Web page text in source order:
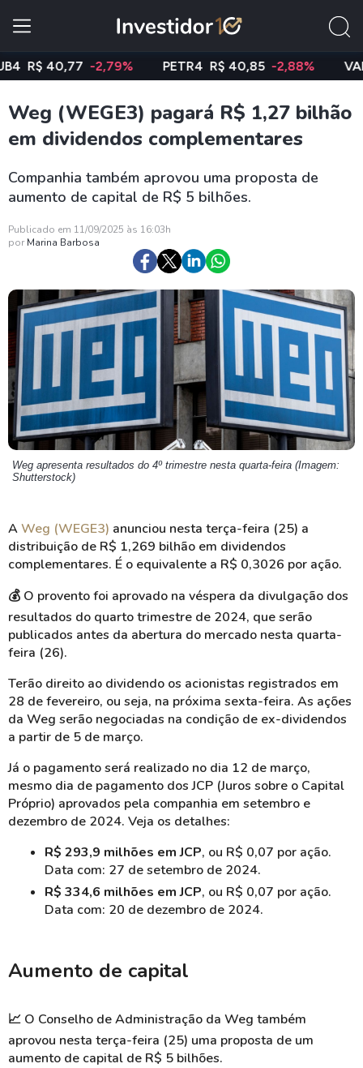
40,77 -2,79% PETR4 R$ 40,85 -2,88% VALE3
Weg (WEGE3) pagará R$ 1,27 bilhão
em dividendos complementares
Companhia também aprovou uma proposta de
aumento de capital de R$ 5 bilhões.
Publicado em 11/09/2025 às 16:03h
por Marina Barbosa
Weg apresenta resultados do 4º trimestre nesta quarta-feira (Imagem:
Shutterstock)
AWeg (WEGE3) anunciou nesta terça-feira (25) a
distribuição de R$ 1,269 bilhão em dividendos
complementares. É o equivalente a R$ 0,3026 por ação.
💰 O provento foi aprovado na véspera da divulgação dos
resultados do quarto trimestre de 2024, que serão
publicados antes da abertura do mercado nesta quarta-
feira (26).
Terão direito ao dividendo os acionistas registrados em
28 de fevereiro, ou seja, na próxima sexta-feira. As ações
da Weg serão negociadas na condição de ex-dividendos
a partir de 5 de março.
Já o pagamento será realizado no dia 12 de março,
mesmo dia de pagamento dos JCP (Juros sobre o Capital
Próprio) aprovados pela companhia em setembro e
dezembro de 2024. Veja os detalhes:
R$ 293,9 milhões em JCP, ou R$ 0,07 por ação.
Data com: 27 de setembro de 2024.
R$ 334,6 milhões em JCP, ou R$ 0,07 por ação.
Data com: 20 de dezembro de 2024.
Aumento de capital
📈 O Conselho de Administração da Weg também
aprovou nesta terça-feira (25) uma proposta de um
aumento de capital de R$ 5 bilhões.